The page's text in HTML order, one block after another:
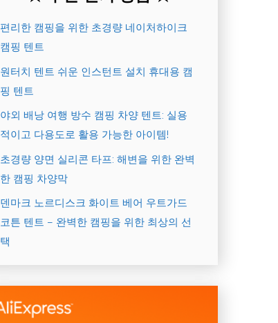
편리한 캠핑을 위한 초경량 네이처하이크
캠핑 텐트
원터치 텐트 쉬운 인스턴트 설치 휴대용 캠
핑 텐트
야외 배낭 여행 방수 캠핑 차양 텐트: 실용
적이고 다용도로 활용 가능한 아이템!
초경량 양면 실리콘 타프: 해변을 위한 완벽
한 캠핑 차양막
덴마크 노르디스크 화이트 베어 우트가드
코튼 텐트 – 완벽한 캠핑을 위한 최상의 선
택